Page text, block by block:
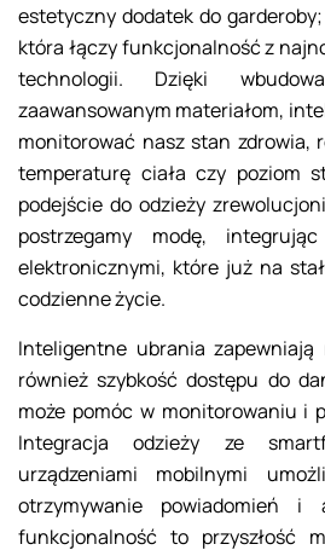
estetyczny dodatek do
która łączy funkcjonalność z
technologii. Dzięki
zaawansowanym materiałom,
monitorować nasz stan zdrowia,
temperaturę ciała czy poziom
podejście do odzieży
postrzegamy modę,
elektronicznymi, które już na
codzienne życie.
Inteligentne ubrania
również szybkość dostępu do
może pomóc w monitorowaniu i
Integracja odzieży ze
urządzeniami mobilnymi
otrzymywanie powiadomień i
funkcjonalność to przyszłość